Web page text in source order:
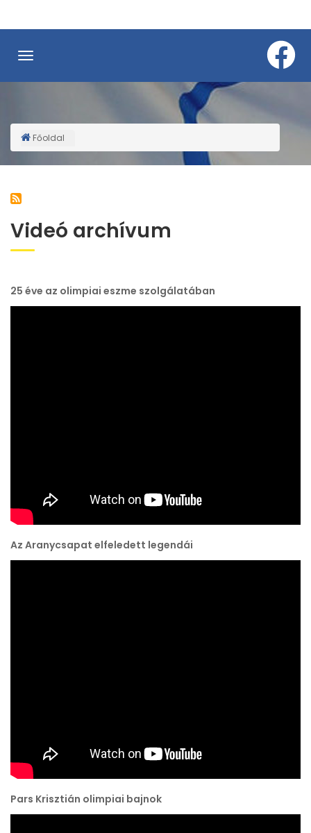
Morzsa
Főoldal
Videó archívum
25 éve az olimpiai eszme szolgálatában
Az Aranycsapat elfeledett legendái
Pars Krisztián olimpiai bajnok